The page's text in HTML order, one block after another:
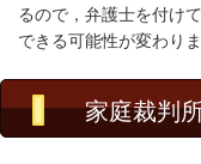
るので，弁護士を付け
できる可能性が変わりま
家庭裁判